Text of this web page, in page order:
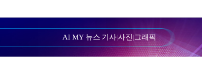
AI MY 뉴스|기사|사진 |그래픽
강한 비 이어져
사망